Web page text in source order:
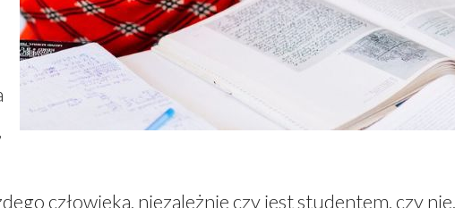
człowieka, niezależnie czy jest studentem, czy nie,